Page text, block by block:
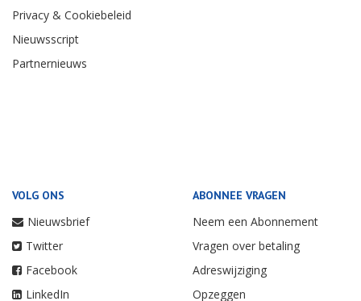
Privacy & Cookiebeleid
Nieuwsscript
Partnernieuws
VOLG ONS
Nieuwsbrief
Twitter
Facebook
LinkedIn
ABONNEE VRAGEN
Neem een Abonnement
Vragen over betaling
Adreswijziging
Opzeggen